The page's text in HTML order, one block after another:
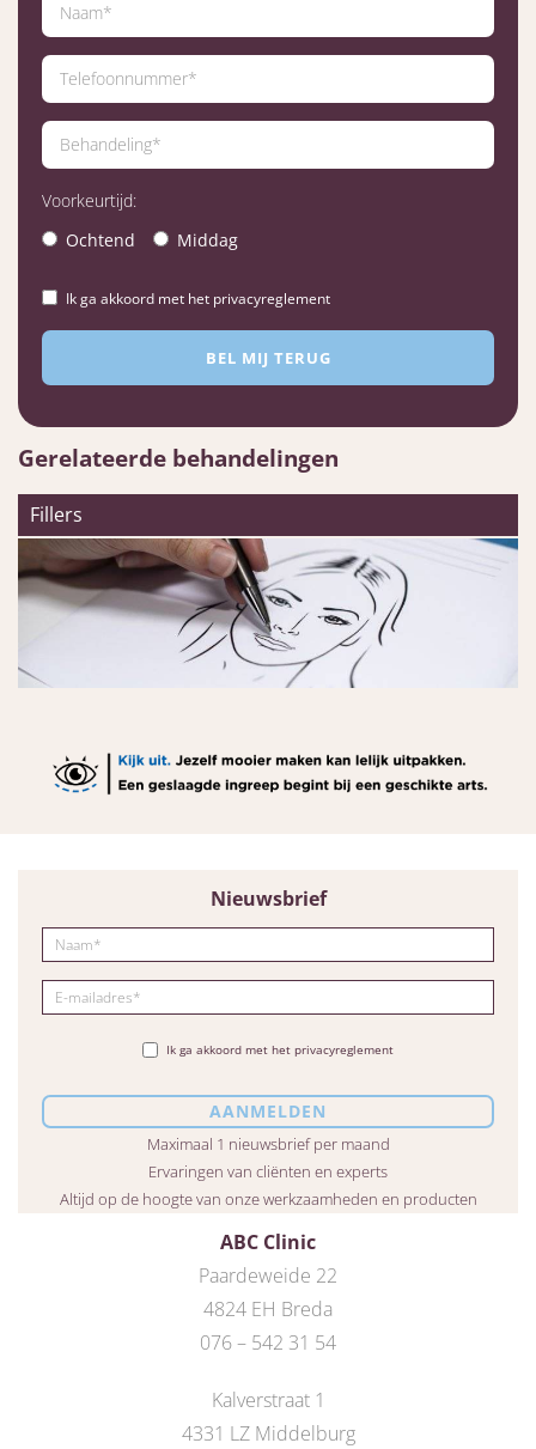
Voorkeurtijd:
Ochtend
Middag
Ik ga akkoord met het privacyreglement
Gerelateerde behandelingen
Fillers
ABC Clinic
Paardeweide 22
4824 EH Breda
076 – 542 31 54
Kalverstraat 1
4331 LZ Middelburg
Nieuwsbrief
Ik ga akkoord met het privacyreglement
Maximaal 1 nieuwsbrief per maand
Ervaringen van cliënten en experts
Altijd op de hoogte van onze werkzaamheden en producten